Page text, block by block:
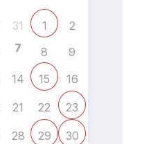
31 1
2
7 8
9
14 15 16
21 22 23
28 29
30